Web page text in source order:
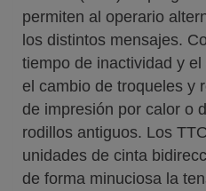
permiten al operario
los distintos mensajes.
tiempo de inactividad y
el cambio de troqueles y
de impresión por calor o
rodillos antiguos. Los
unidades de cinta
de forma minuciosa la